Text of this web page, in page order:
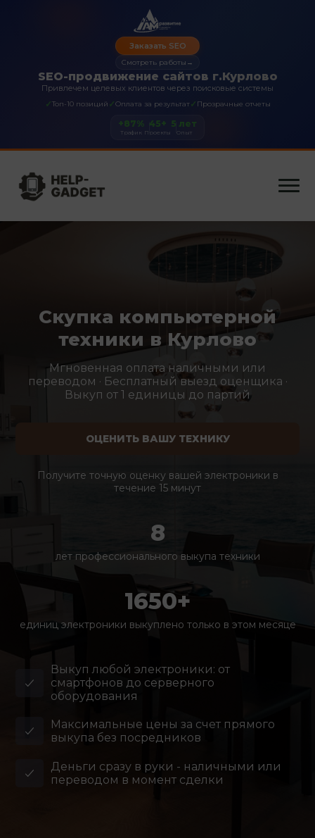
SEO-продвижение сайтов г.Курлово
Привлечем целевых клиентов через поисковые системы
✓Топ-10 позиций ✓Оплата за результат✓ Прозрачные отчеты
Заказать SEO
Смотреть работы →
+87%
Трафик
45+
Проекты
5 лет
Опыт
Скупка компьютерной
техники в Курлово
Мгновенная оплата наличными или
переводом · Бесплатный выезд оценщика ·
Выкуп от 1 единицы до партий
ОЦЕНИТЬ ВАШУ ТЕХНИКУ
Получите точную оценку вашей электроники в
течение 15 минут
8
лет профессионального выкупа техники
1650+
единиц электроники выкуплено только в этом месяце
Выкуп любой электроники: от
смартфонов до серверного
оборудования
Максимальные цены за счет прямого
выкупа без посредников
Деньги сразу в руки - наличными или
переводом в момент сделки